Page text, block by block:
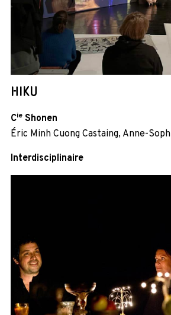
HIKU
Cie Shonen
Éric Minh Cuong Castaing, Anne-
Interdisciplinaire